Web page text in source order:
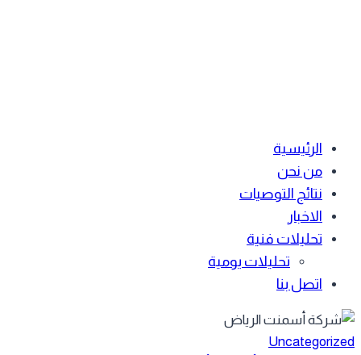
الرئيسية
من نحن
نتائج التوصيات
الاخبار
تحليلات فنية
تحليلات يومية
اتصل بنا